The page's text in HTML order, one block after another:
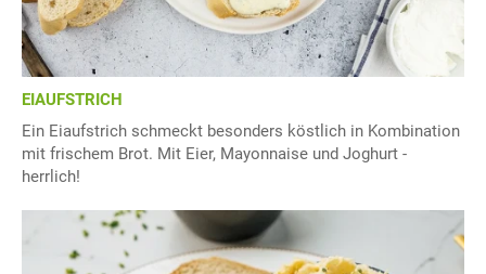
EIAUFSTRICH
Ein Eiaufstrich schmeckt besonders köstlich in Kombination
mit frischem Brot. Mit Eier, Mayonnaise und Joghurt -
herrlich!